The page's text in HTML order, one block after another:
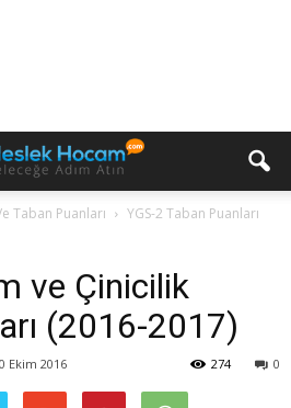
Taban Puanları YGS-2 Taban Puanları
ve Çinicilik
(2016-2017)
Ekim 2016 0
274